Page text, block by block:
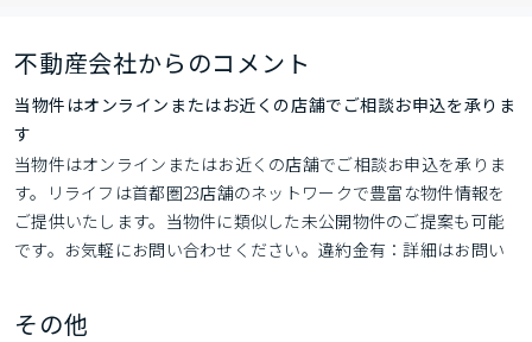
不動産会社からのコメント
当物件はオンラインまたはお近くの店舗でご相談お申込を承りま
す
当物件はオンラインまたはお近くの店舗でご相談お申込を承りま
す。リライフは首都圏23店舗のネットワークで豊富な物件情報を
ご提供いたします。当物件に類似した未公開物件のご提案も可能
です。お気軽にお問い合わせください。違約金有：詳細はお問い
その他